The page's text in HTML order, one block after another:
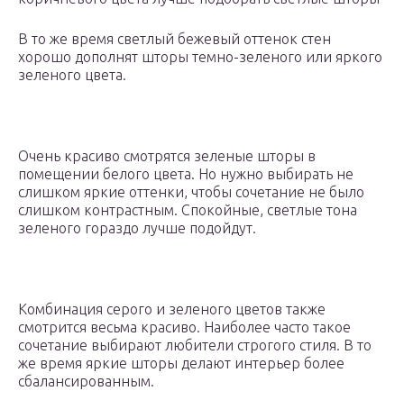
В то же время светлый бежевый оттенок стен
хорошо дополнят шторы темно-зеленого или яркого
зеленого цвета.
Очень красиво смотрятся зеленые шторы в
помещении белого цвета. Но нужно выбирать не
слишком яркие оттенки, чтобы сочетание не было
слишком контрастным. Спокойные, светлые тона
зеленого гораздо лучше подойдут.
Комбинация серого и зеленого цветов также
смотрится весьма красиво. Наиболее часто такое
сочетание выбирают любители строгого стиля. В то
же время яркие шторы делают интерьер более
сбалансированным.